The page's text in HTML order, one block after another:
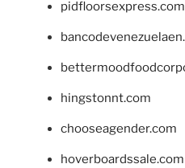
pidfloorsexpress.com
hingstonnt.com
chooseagender.com
hoverboardssale.com